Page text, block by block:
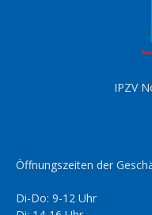
IPZV
Öffnungszeiten der
Di-Do: 9-12 Uhr